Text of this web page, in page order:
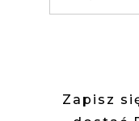
Zapisz